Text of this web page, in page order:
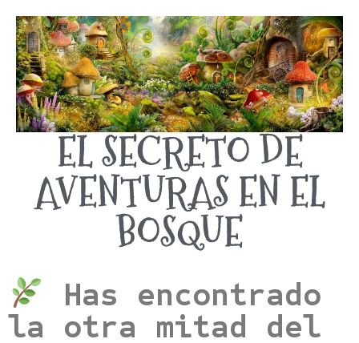
EL SECRETO DE
AVENTURAS EN EL
BOSQUE
Has encontrado
la otra mitad del